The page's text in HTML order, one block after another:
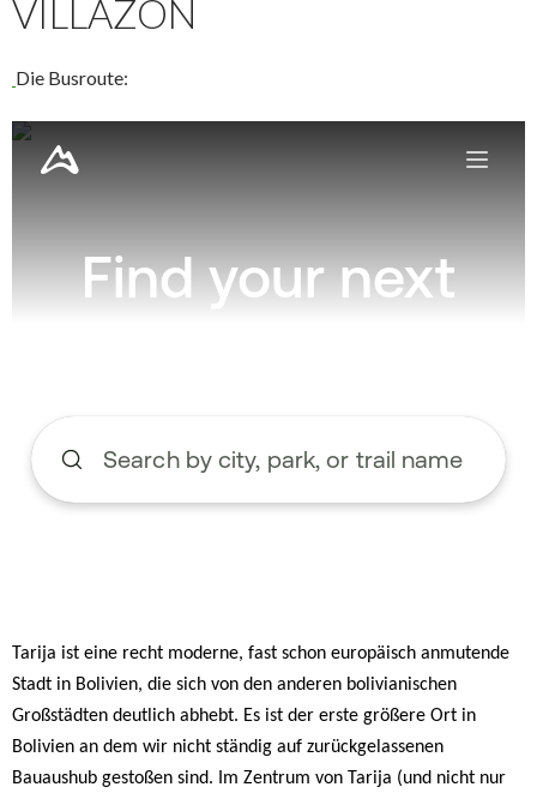
VILLAZON
Die Busroute:
Tarija ist eine recht moderne, fast schon europäisch anmutende
Stadt in Bolivien, die sich von den anderen bolivianischen
Großstädten deutlich abhebt. Es ist der erste größere Ort in
Bolivien an dem wir nicht ständig auf zurückgelassenen
Bauaushub gestoßen sind. Im Zentrum von Tarija (und nicht nur